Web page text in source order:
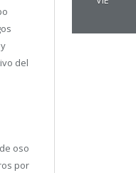
del
oso
por